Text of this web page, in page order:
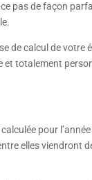
pas de façon
de calcul de votre
et totalement
pour
elles viendront